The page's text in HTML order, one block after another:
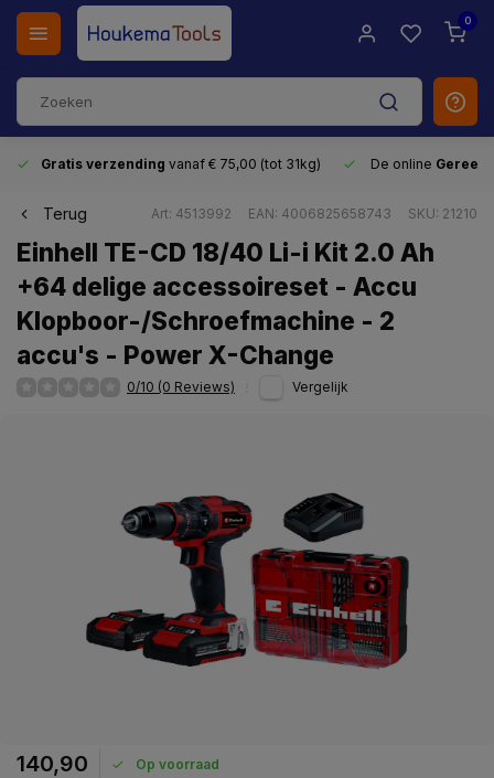
0
Gratis verzending vanaf € 75,00 (tot 31kg) De online
Terug Art: 4513992 EAN: 4006825658743 SKU: 21210
Einhell TE-CD 18/40 Li-i Kit 2.0 Ah
+64 delige accessoireset - Accu
Klopboor-/Schroefmachine - 2
accu's - Power X-Change
0/10 (0 Reviews) Vergelijk
140,90 Op voorraad